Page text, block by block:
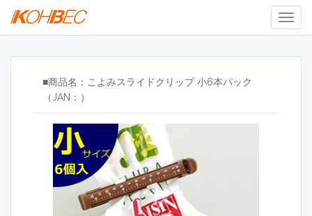
■商品名：こよみスライドクリップ 小6本パック
（JAN：）